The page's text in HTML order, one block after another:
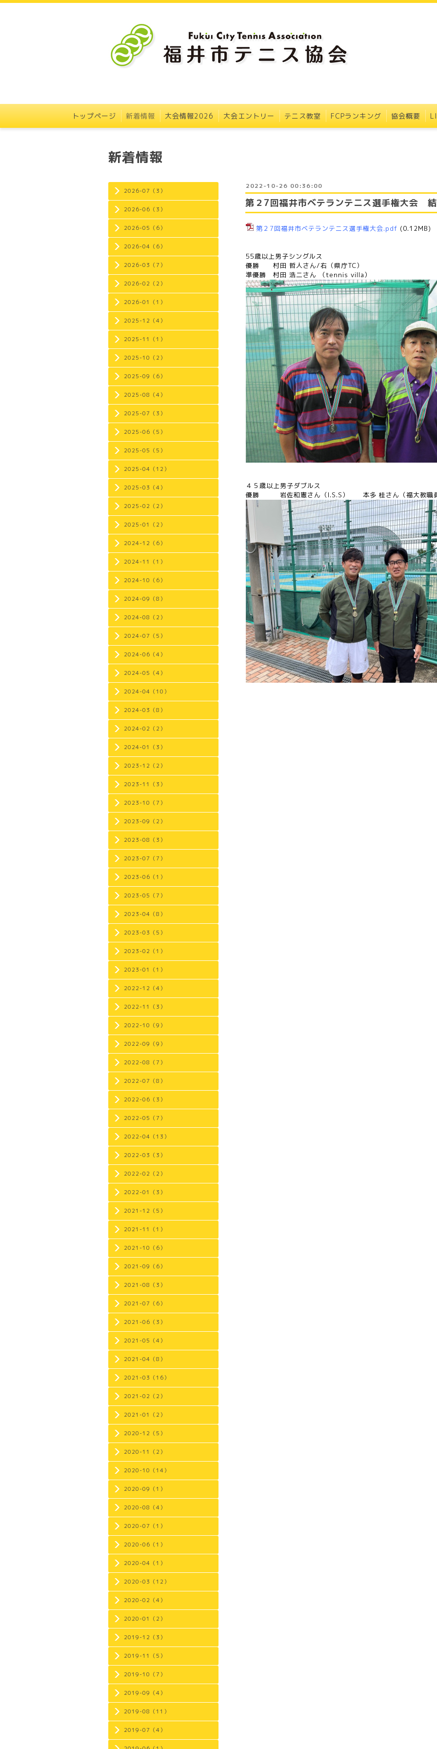
トップページ 新着情報 大会情報2026 大会エントリー テニス教室 FCPランキング 協会概要
2026-07（3）
2026-06（3）
2026-05（6）
2026-04（6）
2026-03（7）
2026-02（2）
2026-01（1）
2025-12（4）
2025-11（1）
2025-10（2）
2025-09（6）
2025-08（4）
2025-07（3）
2025-06（5）
2025-05（5）
2025-04（12）
2025-03（4）
2025-02（2）
2025-01（2）
2024-12（6）
2024-11（1）
2024-10（6）
2024-09（8）
2024-08（2）
2024-07（5）
2024-06（4）
2024-05（4）
2024-04（10）
2024-03（8）
2024-02（2）
2024-01（3）
2023-12（2）
2023-11（3）
2023-10（7）
2023-09（2）
2023-08（3）
2023-07（7）
2023-06（1）
2023-05（7）
2023-04（8）
2023-03（5）
2023-02（1）
2023-01（1）
2022-12（4）
2022-11（3）
2022-10（9）
2022-09（9）
2022-08（7）
2022-07（8）
2022-06（3）
2022-05（7）
2022-04（13）
2022-03（3）
2022-02（2）
2022-01（3）
2021-12（5）
2021-11（1）
2021-10（6）
2021-09（6）
2021-08（3）
2021-07（6）
2021-06（3）
2021-05（4）
2021-04（8）
2021-03（16）
2021-02（2）
2021-01（2）
2020-12（5）
2020-11（2）
2020-10（14）
2020-09（1）
2020-08（4）
2020-07（1）
2020-06（1）
2020-04（1）
2020-03（12）
2020-02（4）
2020-01（2）
2019-12（3）
2019-11（5）
2019-10（7）
2019-09（4）
2019-08（11）
2019-07（4）
新着情報
2022-10-26 00:36:00
第２7回福井市ベテランテニス選手権大会
第２7回福井市ベテランテニス選手権大会.pdf (0.12MB)
55歳以上男子シングルス
優勝 村田 哲人さん/右（県庁TC）
準優勝 村田 浩二さん （tennis villa）
４５歳以上男子ダブルス
優勝 岩佐和憲さん（I.S.S） 本多 桂さん（福大教職